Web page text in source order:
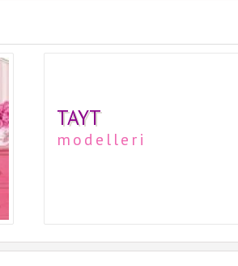
TAYT
modelleri